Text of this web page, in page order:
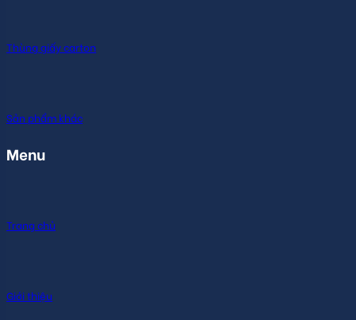
Thùng giấy carton
Sản phẩm khác
Menu
Trang chủ
Giới thiệu